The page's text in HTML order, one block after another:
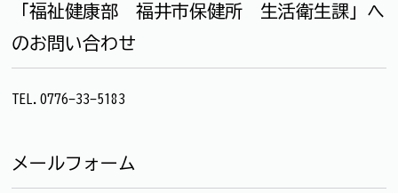
「福祉健康部 福井市保健所 生活衛生課」へ
のお問い合わせ
TEL.0776-33-5183
メールフォーム